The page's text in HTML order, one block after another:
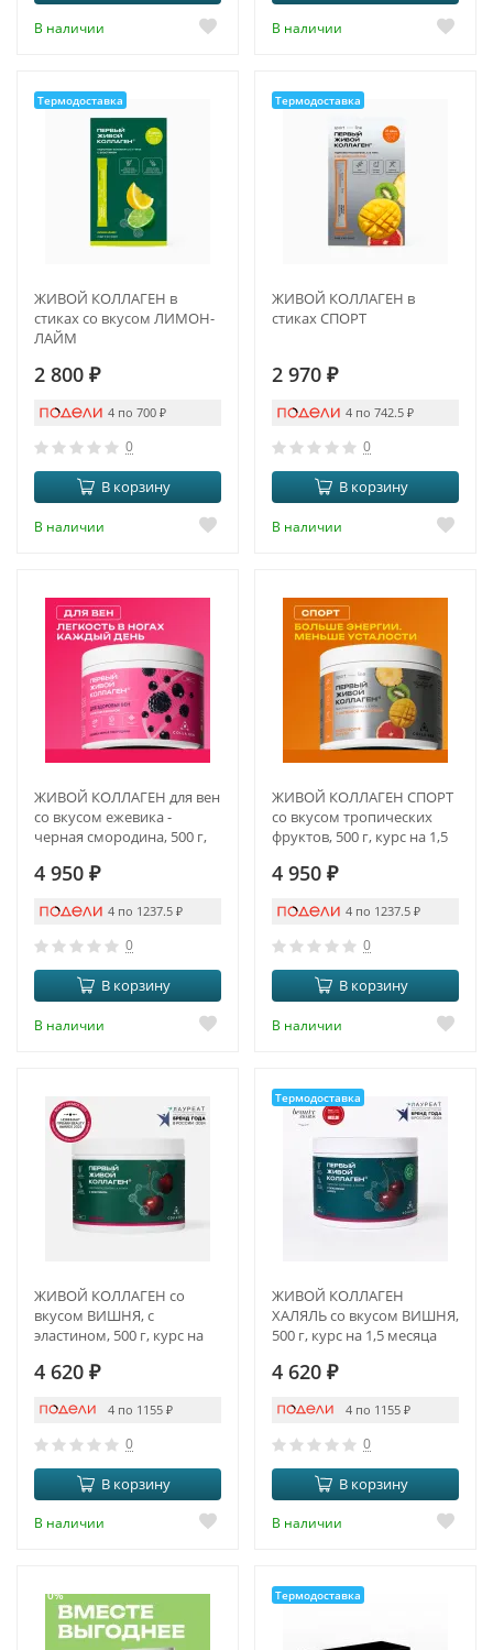
В наличии В наличии
Термодоставка
ЖИВОЙ КОЛЛАГЕН в
стиках со вкусом ЛИМОН-
ЛАЙМ
2 800 ₽
4 по 700 ₽
0
В корзину
В наличии
Термодоставка
ЖИВОЙ КОЛЛАГЕН в
стиках СПОРТ
2 970 ₽
4 по 742.5 ₽
0
В корзину
В наличии
ЖИВОЙ КОЛЛАГЕН для вен
со вкусом ежевика -
черная смородина, 500 г,
4 950 ₽
4 по 1237.5 ₽
0
В корзину
В наличии
ЖИВОЙ КОЛЛАГЕН СПОРТ
со вкусом тропических
фруктов, 500 г, курс на 1,5
4 950 ₽
4 по 1237.5 ₽
0
В корзину
В наличии
ЖИВОЙ КОЛЛАГЕН со
вкусом ВИШНЯ, с
эластином, 500 г, курс на
4 620 ₽
4 по 1155 ₽
0
В корзину
В наличии
Термодоставка
ЖИВОЙ КОЛЛАГЕН
ХАЛЯЛЬ со вкусом ВИШНЯ,
500 г, курс на 1,5 месяца
4 620 ₽
4 по 1155 ₽
0
В корзину
В наличии
-10% Термодоставка